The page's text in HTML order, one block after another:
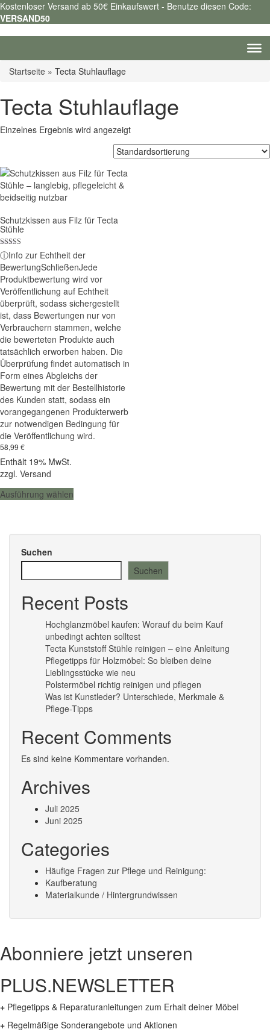
Kostenloser Versand ab 50€ Einkaufswert - Benutze diesen Code:
VERSAND50
Startseite » Tecta Stuhlauflage
Tecta Stuhlauflage
Einzelnes Ergebnis wird angezeigt
Schutzkissen aus Filz für Tecta
Stühle
Bewertet mit
5.00
von 5
ⓘInfo zur Echtheit der
BewertungSchließenJede
Produktbewertung wird vor
Veröffentlichung auf Echtheit
überprüft, sodass sichergestellt
ist, dass Bewertungen nur von
Verbrauchern stammen, welche
die bewerteten Produkte auch
tatsächlich erworben haben. Die
Überprüfung findet automatisch in
Form eines Abgleichs der
Bewertung mit der Bestellhistorie
des Kunden statt, sodass ein
vorangegangenen Produkterwerb
zur notwendigen Bedingung für
die Veröffentlichung wird.
58,99 €
Enthält 19% MwSt.
zzgl. Versand
Ausführung wählen
Varianten
können
der
gewählt
werden
Suchen
Suchen
Recent Posts
Hochglanzmöbel kaufen: Worauf du beim Kauf
unbedingt achten solltest
Tecta Kunststoff Stühle reinigen – eine Anleitung
Pflegetipps für Holzmöbel: So bleiben deine
Lieblingsstücke wie neu​
Polstermöbel richtig reinigen und pflegen
Was ist Kunstleder? Unterschiede, Merkmale &
Pflege-Tipps
Recent Comments
Es sind keine Kommentare vorhanden.
Archives
Juli 2025
Juni 2025
Categories
Häufige Fragen zur Pflege und Reinigung:
Kaufberatung
Materialkunde / Hintergrundwissen
Abonniere jetzt unseren
PLUS.NEWSLETTER
+ Pflegetipps & Reparaturanleitungen zum Erhalt deiner Möbel
+ Regelmäßige Sonderangebote und Aktionen